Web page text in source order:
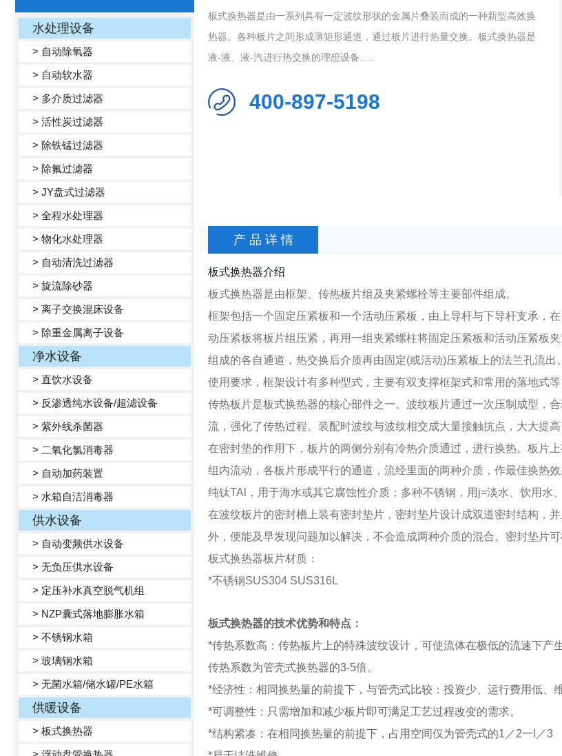
水处理设备
> 自动除氧器
> 自动软水器
> 多介质过滤器
> 活性炭过滤器
> 除铁锰过滤器
> 除氟过滤器
> JY盘式过滤器
> 全程水处理器
> 物化水处理器
> 自动清洗过滤器
> 旋流除砂器
> 离子交换混床设备
> 除重金属离子设备
净水设备
> 直饮水设备
> 反渗透纯水设备/超滤设备
> 紫外线杀菌器
> 二氧化氯消毒器
> 自动加药装置
> 水箱自洁消毒器
供水设备
> 自动变频供水设备
> 无负压供水设备
> 定压补水真空脱气机组
> NZP囊式落地膨胀水箱
> 不锈钢水箱
> 玻璃钢水箱
> 无菌水箱/储水罐/PE水箱
供暖设备
> 板式换热器
板式换热器是由一系列具有一定波纹形状的金属片叠装而成的一种新型高效换
热器。各种板片之间形成薄矩形通道，通过板片进行热量交换。板式换热器是
液-液、液-汽进行热交换的理想设备.....
400-897-5198
产 品 详 情
板式换热器介绍
板式换热器是由框架、传热板片组及夹紧螺栓等主要部件组成。
框架包括一个固定压紧板和一个活动压紧板，由上导杆与下导杆支承，
动压紧板将板片组压紧，再用一组夹紧螺柱将固定压紧板和活动压紧板
组成的各自通道，热交换后介质再由固定(或活动)压紧板上的法兰孔流
使用要求，框架设计有多种型式，主要有双支撑框架式和常用的落地式
传热板片是板式换热器的核心部件之一。波纹板片通过一次压制成型，
流，强化了传热过程。装配时波纹与波纹相交成大量接触抗点，大大提
在密封垫的作用下，板片的两侧分别有冷热介质通过，进行换热。板片
组内流动，各板片形成平行的通道，流经里面的两种介质，作最佳换热
纯钛TAl，用于海水或其它腐蚀性介质；多种不锈钢，用j=淡水、饮用水
在波纹板片的密封槽上装有密封垫片，密封垫片设计成双道密封结构，
外，便能及早发现问题加以解决，不会造成两种介质的混合。密封垫片
板式换热器板片材质：
*不锈钢SUS304 SUS316L
板式换热器的技术优势和特点：
*传热系数高：传热板片上的特殊波纹设计，可使流体在极低的流速下
传热系数为管壳式换热器的3-5倍。
*经济性：相同换热量的前提下，与管壳式比较：投资少、运行费用低、
*可调整性：只需增加和减少板片即可满足工艺过程改变的需求。
*结构紧凑：在相同换热量的前提下，占用空间仅为管壳式的1／2一l／3